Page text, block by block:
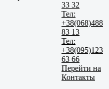
33 32
Тел:
+38(068)488
83 13
Тел:
+38(095)123
63 66
Перейти на
Контакты